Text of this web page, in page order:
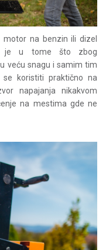
na benzin ili dizel
je u tome što zbog
veću snagu i samim tim
se koristiti praktično na
napajanja nikakvom
na mestima gde ne